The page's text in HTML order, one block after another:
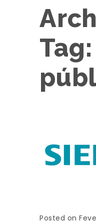
Posted on